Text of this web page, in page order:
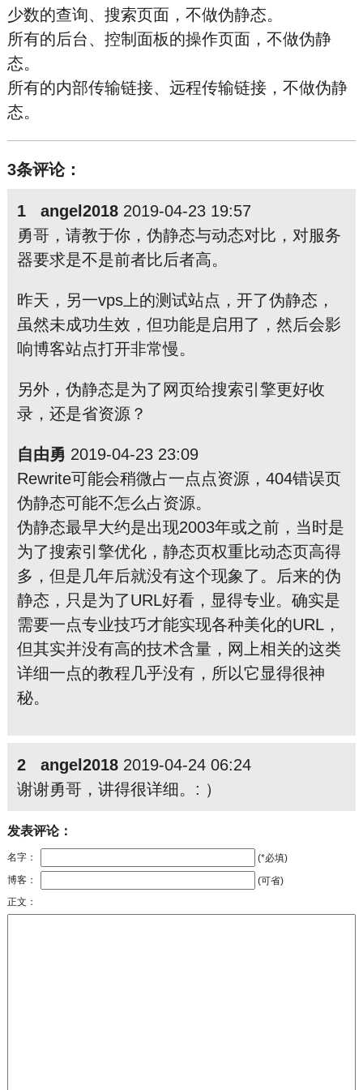
少数的查询、搜索页面，不做伪静态。
所有的后台、控制面板的操作页面，不做伪静
态。
所有的内部传输链接、远程传输链接，不做伪静
态。
3条评论：
1 angel20182019-04-23 19:57
勇哥，请教于你，伪静态与动态对比，对服务
器要求是不是前者比后者高。
昨天，另一vps上的测试站点，开了伪静态，
虽然未成功生效，但功能是启用了，然后会影
响博客站点打开非常慢。
另外，伪静态是为了网页给搜索引擎更好收
录，还是省资源？
自由勇 2019-04-23 23:09
Rewrite可能会稍微占一点点资源，404错误页
伪静态可能不怎么占资源。
伪静态最早大约是出现2003年或之前，当时是
为了搜索引擎优化，静态页权重比动态页高得
多，但是几年后就没有这个现象了。后来的伪
静态，只是为了URL好看，显得专业。确实是
需要一点专业技巧才能实现各种美化的URL，
但其实并没有高的技术含量，网上相关的这类
详细一点的教程几乎没有，所以它显得很神
秘。
2 angel20182019-04-24 06:24
谢谢勇哥，讲得很详细。: ）
发表评论：
名字：
(*必填)
博客：
(可省)
正文：